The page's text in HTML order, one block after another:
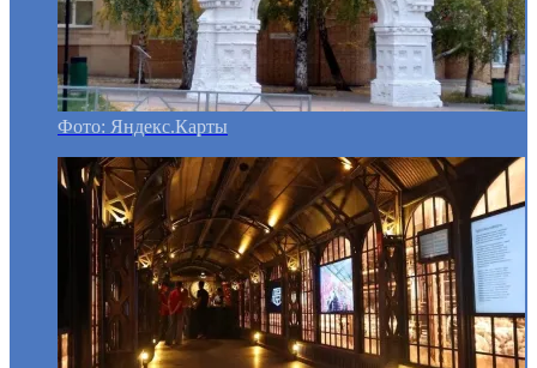
Фото: Яндекс.Карты